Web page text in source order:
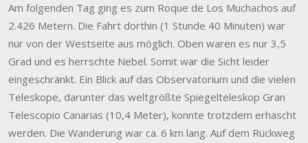
Am folgenden Tag ging es zum Roque de Los Muchachos auf
2.426 Metern. Die Fahrt dorthin (1 Stunde 40 Minuten) war
nur von der Westseite aus möglich. Oben waren es nur 3,5
Grad und es herrschte Nebel. Somit war die Sicht leider
eingeschränkt. Ein Blick auf das Observatorium und die vielen
Teleskope, darunter das weltgrößte Spiegelteleskop Gran
Telescopio Canarias (10,4 Meter), konnte trotzdem erhascht
werden. Die Wanderung war ca. 6 km lang. Auf dem Rückweg